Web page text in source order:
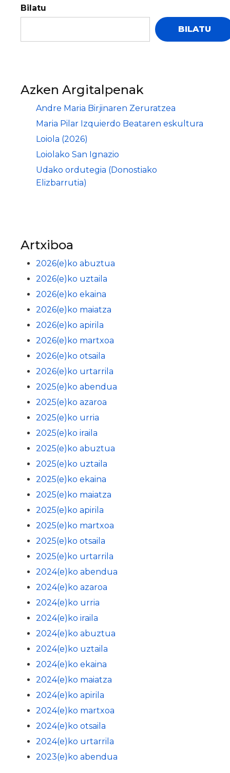
Bilatu
BILATU
Azken Argitalpenak
Andre Maria Birjinaren Zeruratzea
Maria Pilar Izquierdo Beataren eskultura
Loiola (2026)
Loiolako San Ignazio
Udako ordutegia (Donostiako
Elizbarrutia)
Artxiboa
2026(e)ko abuztua
2026(e)ko uztaila
2026(e)ko ekaina
2026(e)ko maiatza
2026(e)ko apirila
2026(e)ko martxoa
2026(e)ko otsaila
2026(e)ko urtarrila
2025(e)ko abendua
2025(e)ko azaroa
2025(e)ko urria
2025(e)ko iraila
2025(e)ko abuztua
2025(e)ko uztaila
2025(e)ko ekaina
2025(e)ko maiatza
2025(e)ko apirila
2025(e)ko martxoa
2025(e)ko otsaila
2025(e)ko urtarrila
2024(e)ko abendua
2024(e)ko azaroa
2024(e)ko urria
2024(e)ko iraila
2024(e)ko abuztua
2024(e)ko uztaila
2024(e)ko ekaina
2024(e)ko maiatza
2024(e)ko apirila
2024(e)ko martxoa
2024(e)ko otsaila
2024(e)ko urtarrila
2023(e)ko abendua